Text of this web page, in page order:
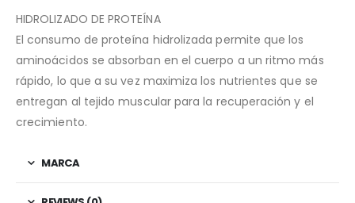
HIDROLIZADO DE PROTEÍNA
El consumo de proteína hidrolizada permite que los
aminoácidos se absorban en el cuerpo a un ritmo más
rápido, lo que a su vez maximiza los nutrientes que se
entregan al tejido muscular para la recuperación y el
crecimiento.
MARCA